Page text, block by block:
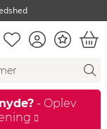
Huskeseddel
Kundekonto
Bonus
- Oplev